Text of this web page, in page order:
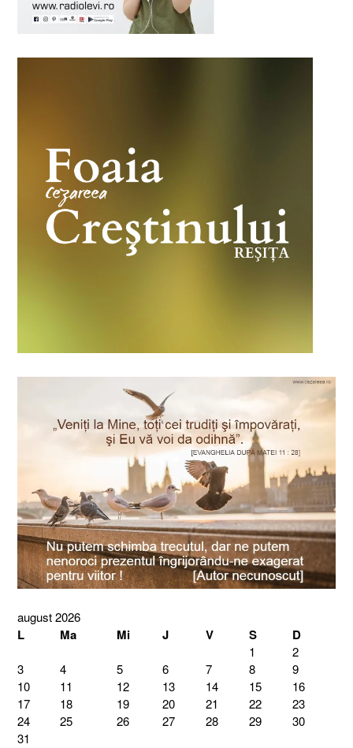
august 2026
L Ma Mi J V S D
1
2
3
4 5 6 7 8
9
10
11 12 13 14 15
16
17
18 19 20 21 22
23
24
25 26 27 28 29
30
31